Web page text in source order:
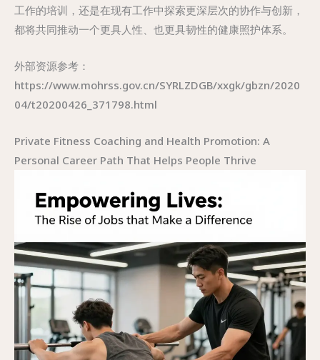
工作的培训，还是在现有工作中探索更深层次的协作与创新，
都将共同推动一个更具人性、也更具韧性的健康照护体系。
外部资源参考：
https://www.mohrss.gov.cn/SYRLZDGB/xxgk/gbzn/2020
04/t20200426_371798.html
Private Fitness Coaching and Health Promotion: A
Personal Career Path That Helps People Thrive